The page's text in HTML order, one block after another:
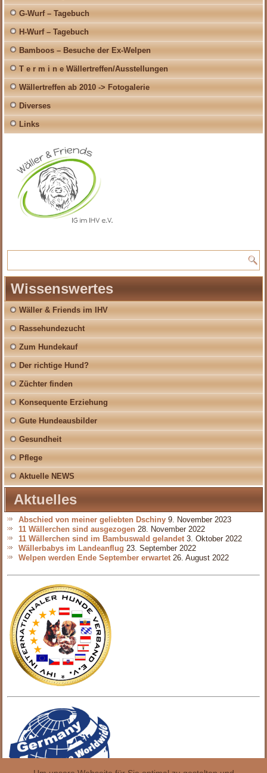
G-Wurf – Tagebuch
H-Wurf – Tagebuch
Bamboos – Besuche der Ex-Welpen
T e r m i n e Wällertreffen/Ausstellungen
Wällertreffen ab 2010 -> Fotogalerie
Diverses
Links
Wissenswertes
Wäller & Friends im IHV
Rassehundezucht
Zum Hundekauf
Der richtige Hund?
Züchter finden
Konsequente Erziehung
Gute Hundeausbilder
Gesundheit
Pflege
Aktuelle NEWS
Aktuelles
Abschied von meiner geliebten Dschiny 9. November 2023
11 Wällerchen sind ausgezogen 28. November 2022
11 Wällerchen sind im Bambuswald gelandet 3. Oktober 2022
Wällerbabys im Landeanflug 23. September 2022
Welpen werden Ende September erwartet 26. August 2022